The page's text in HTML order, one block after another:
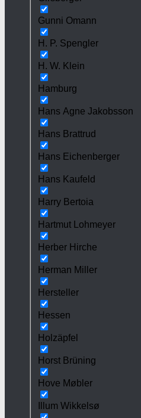
Gunni Omann
H. P. Spengler
H. W. Klein
Hamburg
Hans Agne Jakobsson
Hans Brattrud
Hans Eichenberger
Hans Kaufeld
Harry Bertoia
Hartmut Lohmeyer
Herber Hirche
Herman Miller
Hersteller
Hessen
Holzäpfel
Horst Brüning
Hove Møbler
Illum Wikkelsø